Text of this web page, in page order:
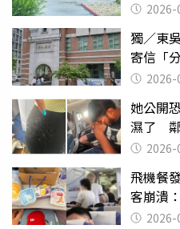
2026-
獨／東
寄信「
關 2026-
她公開
濕了 鄰
2026-
飛機餐
客崩潰
喝 2026-